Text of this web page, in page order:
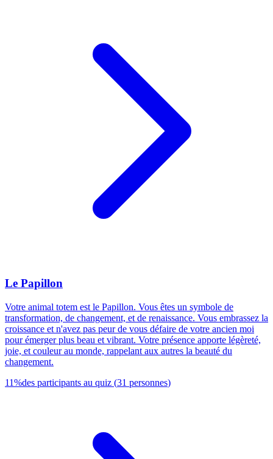
Le Papillon
Votre animal totem est le Papillon. Vous êtes un symbole de
transformation, de changement, et de renaissance. Vous embrassez la
croissance et n'avez pas peur de vous défaire de votre ancien moi
pour émerger plus beau et vibrant. Votre présence apporte légèreté,
joie, et couleur au monde, rappelant aux autres la beauté du
changement.
11%des participants au quiz (31 personnes)